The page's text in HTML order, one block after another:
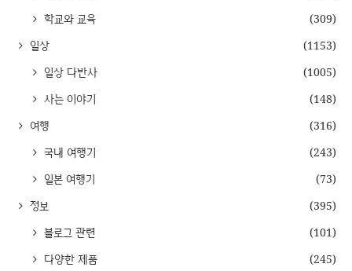
학교와 교육
(309)
일상
(1153)
일상 다반사
(1005)
사는 이야기
(148)
여행
(316)
국내 여행기
(243)
일본 여행기
(73)
정보
(395)
블로그 관련
(101)
다양한 제품
(245)